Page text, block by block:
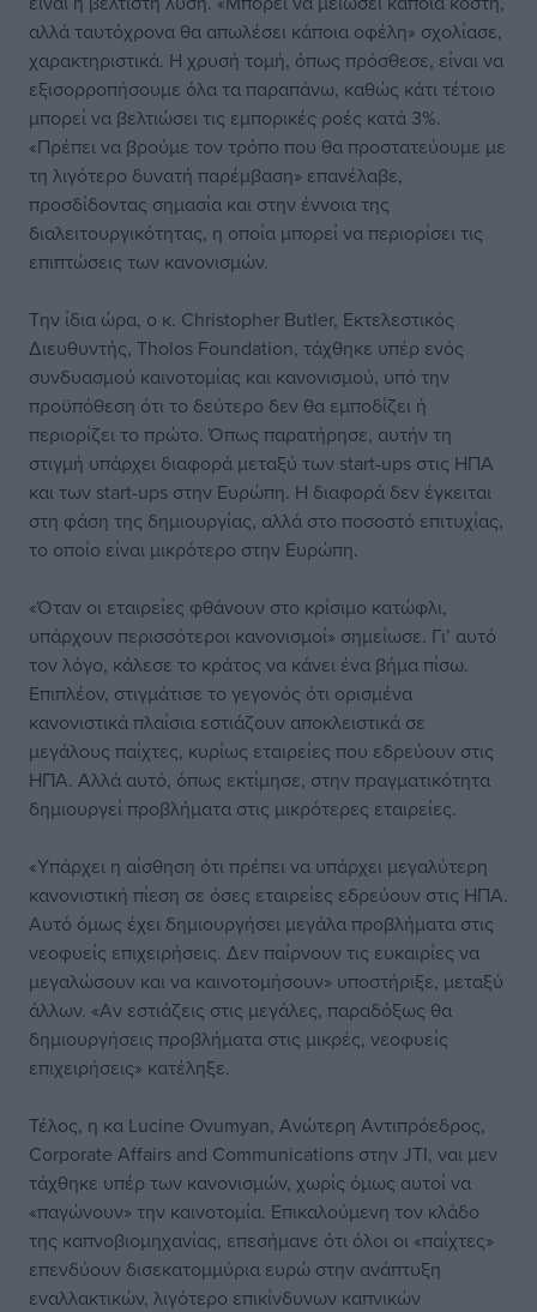
αλλά ταυτόχρονα θα απωλέσει κάποια οφέλη» σχολίασε,
χαρακτηριστικά. Η χρυσή τομή, όπως πρόσθεσε, είναι να
εξισορροπήσουμε όλα τα παραπάνω, καθώς κάτι τέτοιο
μπορεί να βελτιώσει τις εμπορικές ροές κατά 3%.
«Πρέπει να βρούμε τον τρόπο που θα προστατεύουμε με
τη λιγότερο δυνατή παρέμβαση» επανέλαβε,
προσδίδοντας σημασία και στην έννοια της
διαλειτουργικότητας, η οποία μπορεί να περιορίσει τις
επιπτώσεις των κανονισμών.
Την ίδια ώρα, ο κ. Christopher Butler, Εκτελεστικός
Διευθυντής, Tholos Foundation, τάχθηκε υπέρ ενός
συνδυασμού καινοτομίας και κανονισμού, υπό την
προϋπόθεση ότι το δεύτερο δεν θα εμποδίζει ή
περιορίζει το πρώτο. Όπως παρατήρησε, αυτήν τη
στιγμή υπάρχει διαφορά μεταξύ των start-ups στις ΗΠΑ
και των start-ups στην Ευρώπη. Η διαφορά δεν έγκειται
στη φάση της δημιουργίας, αλλά στο ποσοστό επιτυχίας,
το οποίο είναι μικρότερο στην Ευρώπη.
«Όταν οι εταιρείες φθάνουν στο κρίσιμο κατώφλι,
υπάρχουν περισσότεροι κανονισμοί» σημείωσε. Γι’ αυτό
τον λόγο, κάλεσε το κράτος να κάνει ένα βήμα πίσω.
Επιπλέον, στιγμάτισε το γεγονός ότι ορισμένα
κανονιστικά πλαίσια εστιάζουν αποκλειστικά σε
μεγάλους παίχτες, κυρίως εταιρείες που εδρεύουν στις
ΗΠΑ. Αλλά αυτό, όπως εκτίμησε, στην πραγματικότητα
δημιουργεί προβλήματα στις μικρότερες εταιρείες.
«Υπάρχει η αίσθηση ότι πρέπει να υπάρχει μεγαλύτερη
κανονιστική πίεση σε όσες εταιρείες εδρεύουν στις ΗΠΑ.
Αυτό όμως έχει δημιουργήσει μεγάλα προβλήματα στις
νεοφυείς επιχειρήσεις. Δεν παίρνουν τις ευκαιρίες να
μεγαλώσουν και να καινοτομήσουν» υποστήριξε, μεταξύ
άλλων. «Αν εστιάζεις στις μεγάλες, παραδόξως θα
δημιουργήσεις προβλήματα στις μικρές, νεοφυείς
επιχειρήσεις» κατέληξε.
Τέλος, η κα Lucine Ovumyan, Ανώτερη Αντιπρόεδρος,
Corporate Affairs and Communications στην JTI, ναι μεν
τάχθηκε υπέρ των κανονισμών, χωρίς όμως αυτοί να
«παγώνουν» την καινοτομία. Επικαλούμενη τον κλάδο
της καπνοβιομηχανίας, επεσήμανε ότι όλοι οι «παίχτες»
επενδύουν δισεκατομμύρια ευρώ στην ανάπτυξη
εναλλακτικών, λιγότερο επικίνδυνων καπνικών